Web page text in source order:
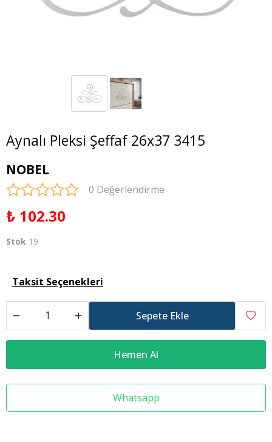
Aynalı Pleksi Şeffaf 26x37 3415
NOBEL
0 Değerlendirme
₺ 102.30
Stok 19
Taksit Seçenekleri
Sepete Ekle
Hemen Al
Whatsapp